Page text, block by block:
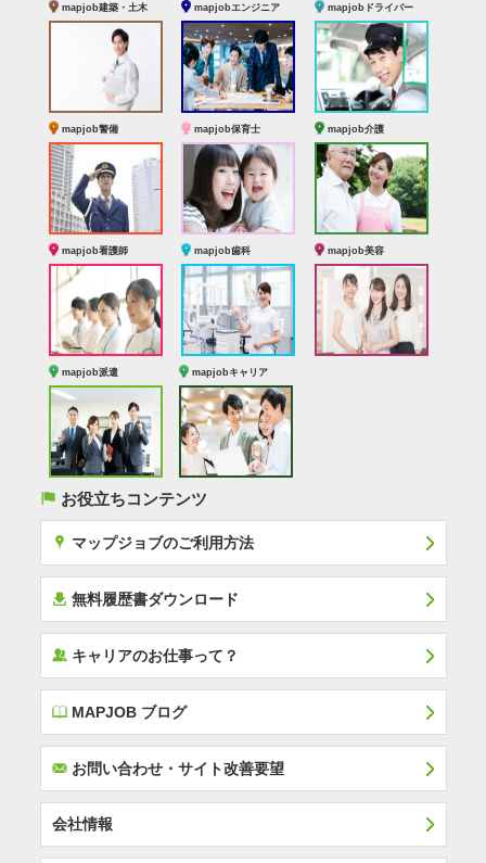
mapjob建築・土木 mapjobエンジニア mapjobドライバー
mapjob警備 mapjob保育士 mapjob介護
mapjob看護師 mapjob歯科 mapjob美容
mapjob派遣 mapjobキャリア
( お役立ちコンテンツ
x マップジョブのご利用方法
í 無料履歴書ダウンロード
‰キャリアのお仕事って？
EMAPJOB ブログ
Fお問い合わせ・サイト改善要望
会社情報